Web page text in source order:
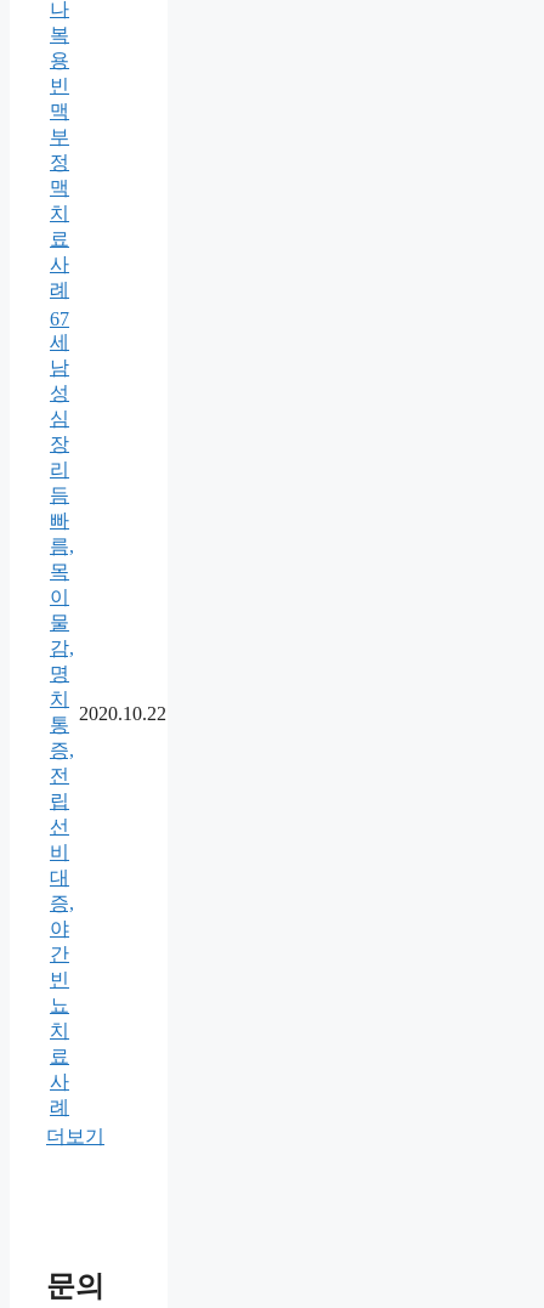
나
복
용
빈
맥
부
정
맥
치
료
사
례
67
세
남
성
심
장
리
듬
빠
름,
목
이
물
감,
명
치
통
증,
전
립
선
비
대
증,
야
간
빈
뇨
치
료
사
례
2020.10.22
더보기
문의